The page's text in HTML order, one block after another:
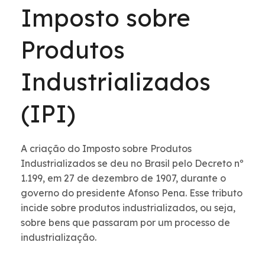
Imposto sobre
Produtos
Industrializados
(IPI)
A criação do Imposto sobre Produtos
Industrializados se deu no Brasil pelo Decreto nº
1.199, em 27 de dezembro de 1907, durante o
governo do presidente Afonso Pena. Esse tributo
incide sobre produtos industrializados, ou seja,
sobre bens que passaram por um processo de
industrialização.